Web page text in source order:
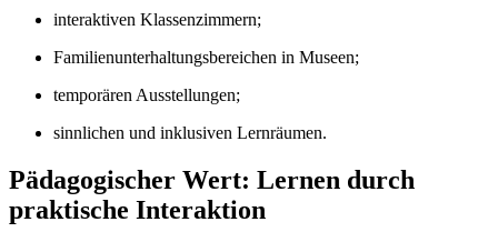
interaktiven Klassenzimmern;
Familienunterhaltungsbereichen in Museen;
temporären Ausstellungen;
sinnlichen und inklusiven Lernräumen.
Pädagogischer Wert: Lernen durch
praktische Interaktion